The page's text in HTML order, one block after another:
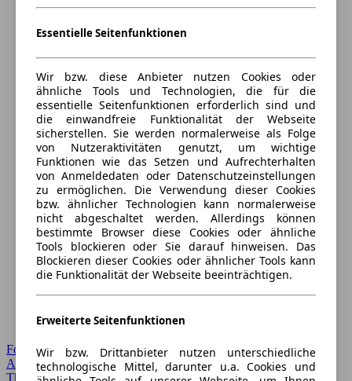
Forum Startseite
Alle Auto-Foren
Themen-Forum
Essentielle Seitenfunktionen
Wir bzw. diese Anbieter nutzen Cookies oder
ähnliche Tools und Technologien, die für die
essentielle Seitenfunktionen erforderlich sind und
die einwandfreie Funktionalität der Webseite
sicherstellen. Sie werden normalerweise als Folge
von Nutzeraktivitäten genutzt, um wichtige
Funktionen wie das Setzen und Aufrechterhalten
von Anmeldedaten oder Datenschutzeinstellungen
zu ermöglichen. Die Verwendung dieser Cookies
bzw. ähnlicher Technologien kann normalerweise
nicht abgeschaltet werden. Allerdings können
bestimmte Browser diese Cookies oder ähnliche
Tools blockieren oder Sie darauf hinweisen. Das
Blockieren dieser Cookies oder ähnlicher Tools kann
die Funktionalität der Webseite beeinträchtigen.
Erweiterte Seitenfunktionen
Wir bzw. Drittanbieter nutzen unterschiedliche
technologische Mittel, darunter u.a. Cookies und